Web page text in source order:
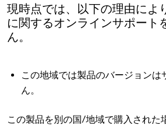
現時点では、以下の理由によ
に関するオンラインサポート
ん。
この地域では製品のバージョンは
ん。
この製品を別の国/地域で購入された